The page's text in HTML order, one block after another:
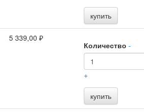
купить
5 339,00 ₽
Количество -
+
купить